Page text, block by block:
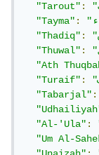
"Tarout":
"Tayma":
"Thadiq":
"Thuwal":
"Ath
"Turaif":
"Tabarjal":
"Al-'Ula":
"Um Al-